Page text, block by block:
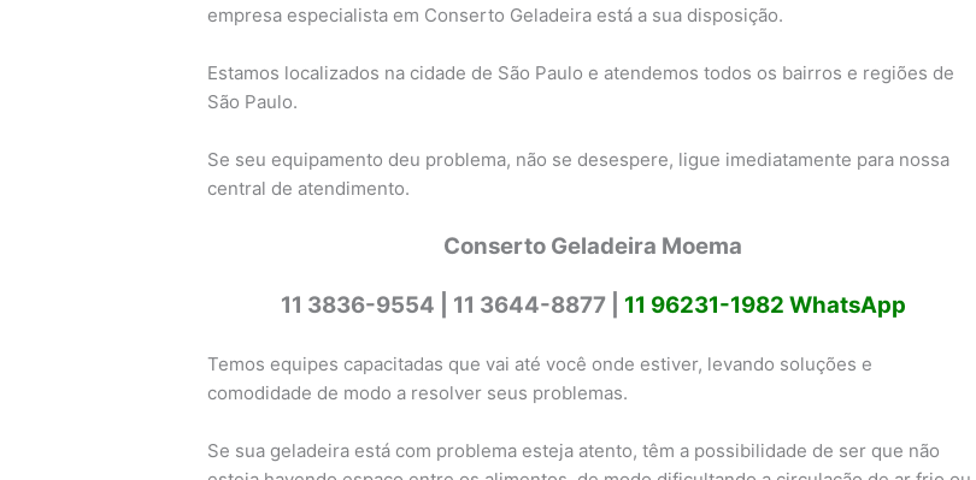
empresa especialista em Conserto Geladeira está a sua disposição.
Estamos localizados na cidade de São Paulo e atendemos todos os bairros e regiões de
São Paulo.
Se seu equipamento deu problema, não se desespere, ligue imediatamente para nossa
central de atendimento.
Conserto Geladeira Moema
11 3836-9554 | 11 3644-8877 | 11 96231-1982 WhatsApp
Temos equipes capacitadas que vai até você onde estiver, levando soluções e
comodidade de modo a resolver seus problemas.
Se sua geladeira está com problema esteja atento, têm a possibilidade de ser que não